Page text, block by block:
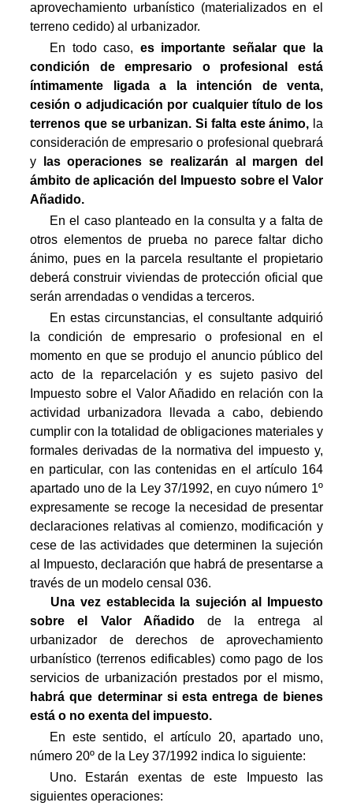
aprovechamiento urbanístico (materializados en el
terreno cedido) al urbanizador.
En todo caso, es importante señalar que la
condición de empresario o profesional está
íntimamente ligada a la intención de venta,
cesión o adjudicación por cualquier título de los
terrenos que se urbanizan. Si falta este ánimo, la
consideración de empresario o profesional quebrará
y las operaciones se realizarán al margen del
ámbito de aplicación del Impuesto sobre el Valor
Añadido.
En el caso planteado en la consulta y a falta de
otros elementos de prueba no parece faltar dicho
ánimo, pues en la parcela resultante el propietario
deberá construir viviendas de protección oficial que
serán arrendadas o vendidas a terceros.
En estas circunstancias, el consultante adquirió
la condición de empresario o profesional en el
momento en que se produjo el anuncio público del
acto de la reparcelación y es sujeto pasivo del
Impuesto sobre el Valor Añadido en relación con la
actividad urbanizadora llevada a cabo, debiendo
cumplir con la totalidad de obligaciones materiales y
formales derivadas de la normativa del impuesto y,
en particular, con las contenidas en el artículo 164
apartado uno de la Ley 37/1992, en cuyo número 1º
expresamente se recoge la necesidad de presentar
declaraciones relativas al comienzo, modificación y
cese de las actividades que determinen la sujeción
al Impuesto, declaración que habrá de presentarse a
través de un modelo censal 036.
Una vez establecida la sujeción al Impuesto
sobre el Valor Añadidode la entrega al
urbanizador de derechos de aprovechamiento
urbanístico (terrenos edificables) como pago de los
servicios de urbanización prestados por el mismo,
habrá que determinar si esta entrega de bienes
está o no exenta del impuesto.
En este sentido, el artículo 20, apartado uno,
número 20º de la Ley 37/1992 indica lo siguiente:
Uno. Estarán exentas de este Impuesto las
siguientes operaciones: